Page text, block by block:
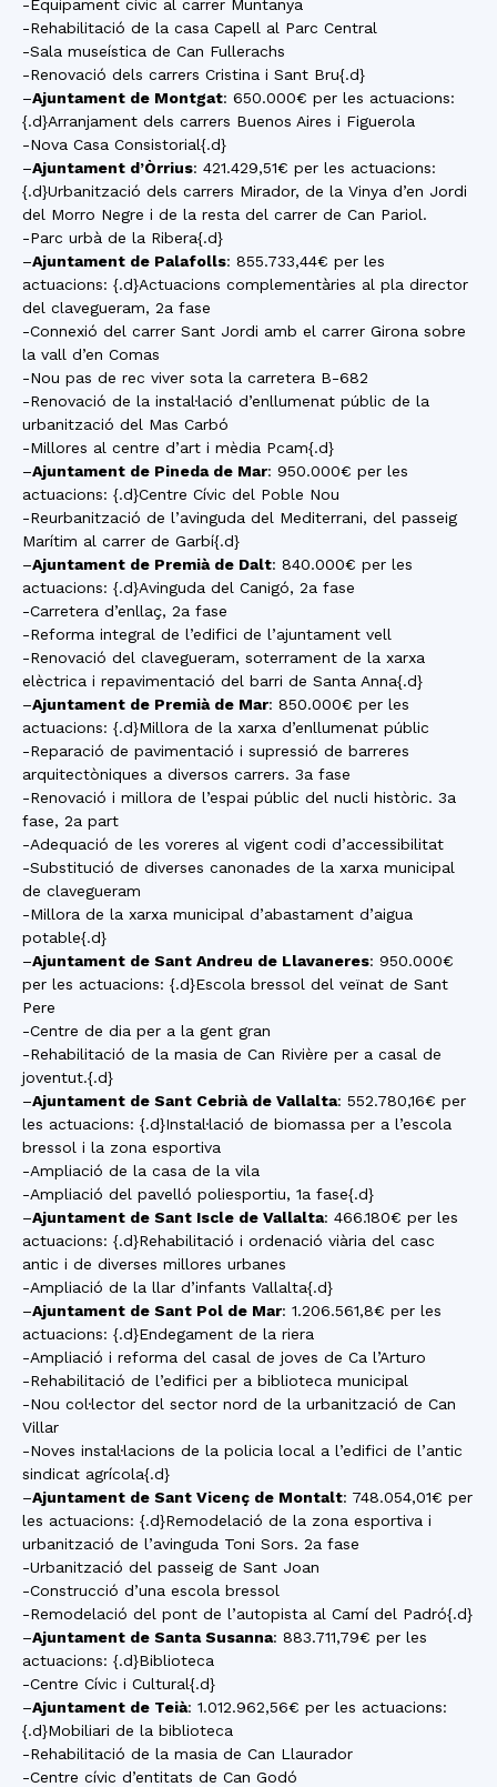
-Equipament cívic al carrer Muntanya
-Rehabilitació de la casa Capell al Parc Central
-Sala museística de Can Fullerachs
-Renovació dels carrers Cristina i Sant Bru{.d}
–Ajuntament de Montgat: 650.000€ per les actuacions:
{.d}Arranjament dels carrers Buenos Aires i Figuerola
-Nova Casa Consistorial{.d}
–Ajuntament d’Òrrius: 421.429,51€ per les actuacions:
{.d}Urbanització dels carrers Mirador, de la Vinya d’en Jordi
del Morro Negre i de la resta del carrer de Can Pariol.
-Parc urbà de la Ribera{.d}
–Ajuntament de Palafolls: 855.733,44€ per les
actuacions: {.d}Actuacions complementàries al pla director
del clavegueram, 2a fase
-Connexió del carrer Sant Jordi amb el carrer Girona sobre
la vall d’en Comas
-Nou pas de rec viver sota la carretera B-682
-Renovació de la instal·lació d’enllumenat públic de la
urbanització del Mas Carbó
-Millores al centre d’art i mèdia Pcam{.d}
–Ajuntament de Pineda de Mar: 950.000€ per les
actuacions: {.d}Centre Cívic del Poble Nou
-Reurbanització de l’avinguda del Mediterrani, del passeig
Marítim al carrer de Garbí{.d}
–Ajuntament de Premià de Dalt: 840.000€ per les
actuacions: {.d}Avinguda del Canigó, 2a fase
-Carretera d’enllaç, 2a fase
-Reforma integral de l’edifici de l’ajuntament vell
-Renovació del clavegueram, soterrament de la xarxa
elèctrica i repavimentació del barri de Santa Anna{.d}
–Ajuntament de Premià de Mar: 850.000€ per les
actuacions: {.d}Millora de la xarxa d’enllumenat públic
-Reparació de pavimentació i supressió de barreres
arquitectòniques a diversos carrers. 3a fase
-Renovació i millora de l’espai públic del nucli històric. 3a
fase, 2a part
-Adequació de les voreres al vigent codi d’accessibilitat
-Substitució de diverses canonades de la xarxa municipal
de clavegueram
-Millora de la xarxa municipal d’abastament d’aigua
potable{.d}
–Ajuntament de Sant Andreu de Llavaneres: 950.000€
per les actuacions: {.d}Escola bressol del veïnat de Sant
Pere
-Centre de dia per a la gent gran
-Rehabilitació de la masia de Can Rivière per a casal de
joventut.{.d}
–Ajuntament de Sant Cebrià de Vallalta: 552.780,16€ per
les actuacions: {.d}Instal·lació de biomassa per a l’escola
bressol i la zona esportiva
-Ampliació de la casa de la vila
-Ampliació del pavelló poliesportiu, 1a fase{.d}
–Ajuntament de Sant Iscle de Vallalta: 466.180€ per les
actuacions: {.d}Rehabilitació i ordenació viària del casc
antic i de diverses millores urbanes
-Ampliació de la llar d’infants Vallalta{.d}
–Ajuntament de Sant Pol de Mar: 1.206.561,8€ per les
actuacions: {.d}Endegament de la riera
-Ampliació i reforma del casal de joves de Ca l’Arturo
-Rehabilitació de l’edifici per a biblioteca municipal
-Nou col·lector del sector nord de la urbanització de Can
Villar
-Noves instal·lacions de la policia local a l’edifici de l’antic
sindicat agrícola{.d}
–Ajuntament de Sant Vicenç de Montalt: 748.054,01€ per
les actuacions: {.d}Remodelació de la zona esportiva i
urbanització de l’avinguda Toni Sors. 2a fase
-Urbanització del passeig de Sant Joan
-Construcció d’una escola bressol
-Remodelació del pont de l’autopista al Camí del Padró{.d}
–Ajuntament de Santa Susanna: 883.711,79€ per les
actuacions: {.d}Biblioteca
-Centre Cívic i Cultural{.d}
–Ajuntament de Teià: 1.012.962,56€ per les actuacions:
{.d}Mobiliari de la biblioteca
-Rehabilitació de la masia de Can Llaurador
-Centre cívic d’entitats de Can Godó